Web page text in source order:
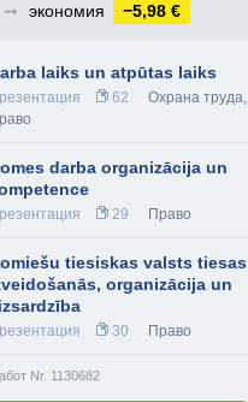
➞
экономия −5,98 €
laiks un atpūtas laiks
62 Охрана труда,
darba organizācija un
29 Право
tiesiskas valsts tiesas
organizācija un
30 Право
Nr. 1130682